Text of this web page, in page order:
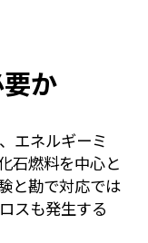
か
エネルギーミ
石燃料を中心と
と勘で対応では
スも発生する